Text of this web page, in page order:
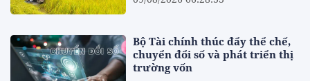
Bộ Tài chính thúc đẩy thể chế,
chuyển đổi số và phát triển thị
trường vốn